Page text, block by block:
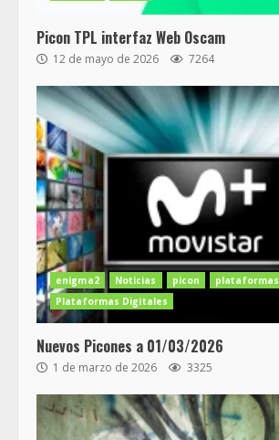
Picon TPL interfaz Web Oscam
12 de mayo de 2026 7264
enigma2 Noticias picon
plataformas
Plataformas Digitales
Nuevos Picones a 01/03/2026
1 de marzo de 2026 3325